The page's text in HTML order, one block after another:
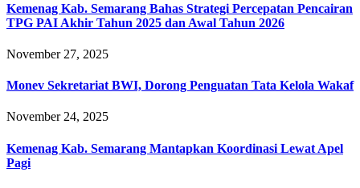
Kemenag Kab. Semarang Bahas Strategi Percepatan Pencairan
TPG PAI Akhir Tahun 2025 dan Awal Tahun 2026
November 27, 2025
Monev Sekretariat BWI, Dorong Penguatan Tata Kelola Wakaf
November 24, 2025
Kemenag Kab. Semarang Mantapkan Koordinasi Lewat Apel
Pagi